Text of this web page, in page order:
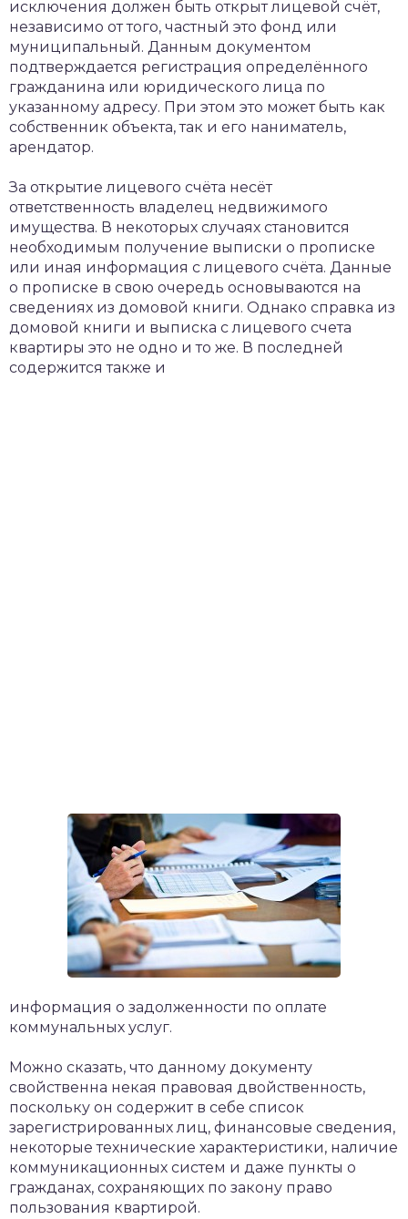
исключения должен быть открыт лицевой счёт,
независимо от того, частный это фонд или
муниципальный. Данным документом
подтверждается регистрация определённого
гражданина или юридического лица по
указанному адресу. При этом это может быть как
собственник объекта, так и его наниматель,
арендатор.
За открытие лицевого счёта несёт
ответственность владелец недвижимого
имущества. В некоторых случаях становится
необходимым получение выписки о прописке
или иная информация с лицевого счёта. Данные
о прописке в свою очередь основываются на
сведениях из домовой книги. Однако справка из
домовой книги и выписка с лицевого счета
квартиры это не одно и то же. В последней
содержится также и
информация о задолженности по оплате
коммунальных услуг.
Можно сказать, что данному документу
свойственна некая правовая двойственность,
поскольку он содержит в себе список
зарегистрированных лиц, финансовые сведения,
некоторые технические характеристики, наличие
коммуникационных систем и даже пункты о
гражданах, сохраняющих по закону право
пользования квартирой.